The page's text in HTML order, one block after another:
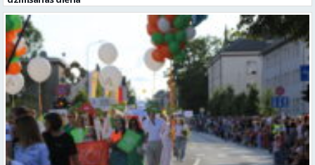
garantijas Darba devēja līdzfinansētu veselības apdrošināšanas
polisi Profesionālās kompetences pilnveides iespējas Dinamisku,
radošu un atbalstošu darba vidi Pretendentiem profesionālās
darbības aprakstu (CV) un izglītības dokumenta kopiju lūdzam
iesniegt līdz 2026. gada 17.augustam e-pastā vgv@valmiera.edu.lv.
Tālrunis uzziņai: 29182105. Profesija: SPECIĀLAIS PEDAGOGS Darba
vietas adrese: LATVIJA, Jumaras iela 9, Valmiera, Valmieras nov.
Darbības joma: Izglītība / Zinātne Pieteikto vietu skaits: 1 Aktuāla
līdz: 2026-08-17 Kontaktpersona: vgv@valmiera.edu.lv 29182105